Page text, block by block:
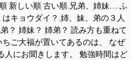
新しい順 古い順.兄弟、姉妹… ふ
キョウダイ？.姉、妹、弟の３人
？ 姉妹？ 姉弟？ 読み方も重ねて
ご大福が置いてあるのは、 なぜ
人にお聞きします。 勉強時間はど